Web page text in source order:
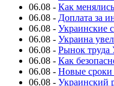
06.08 - Как
06.08 - Доплата за
06.08 - Украинские
06.08 - Украина
06.08 - Рынок труда
06.08 - Как
06.08 - Новые сроки
06.08 - Украинский